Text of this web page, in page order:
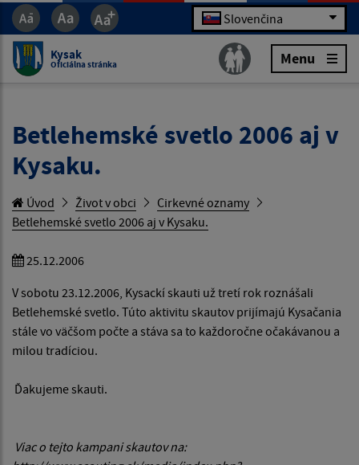
Slovenčina
Kysak
Oficiálna stránka Menu
Betlehemské svetlo 2006 aj v
Kysaku.
Úvod Život v obci
Cirkevné oznamy
Betlehemské svetlo 2006 aj v Kysaku.
25.12.2006
V sobotu 23.12.2006, Kysackí skauti už tretí rok roznášali
Betlehemské svetlo. Túto aktivitu skautov prijímajú Kysačania
stále vo väčšom počte a stáva sa to každoročne očakávanou a
milou tradíciou.
Ďakujeme skauti.
Viac o tejto kampani skautov na: